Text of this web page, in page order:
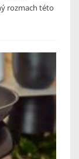
rozmach této